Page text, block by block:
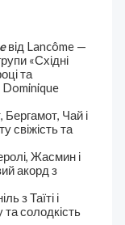
від Lancôme —
«Східні
та
Dominique
Чай і
свіжість та
Жасмин і
акорд з
з Таїті і
солодкість